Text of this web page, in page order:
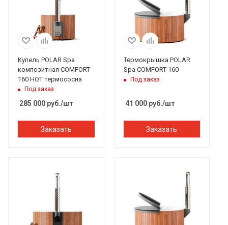
Купель POLAR Spa
композитная COMFORT
160 HOT термососна
Под заказ
285 000 руб./шт
Заказать
Термокрышка POLAR
Spa COMFORT 160
Под заказ
41 000руб./шт
Заказать